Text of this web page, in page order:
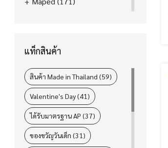
ELM
(31)
L&P(4)
แท็กสินค้า
สินค้า Made in Thailand (59)
Valentine's Day (41)
ได้รับมาตรฐาน AP (37)
ของขวัญวันเด็ก (31)